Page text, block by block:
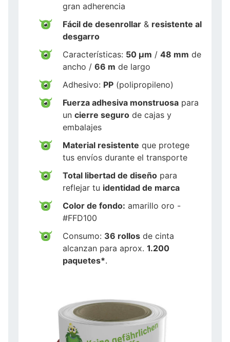
gran adherencia
Fácil de desenrollar & resistente al
desgarro
Características: 50 µm / 48 mm de
ancho / 66 m de largo
Adhesivo: PP (polipropileno)
Fuerza adhesiva monstruosa para
un cierre seguro de cajas y
embalajes
Material resistente que protege
tus envíos durante el transporte
Total libertad de diseño para
reflejar tu identidad de marca
Color de fondo: amarillo oro -
#FFD100
Consumo: 36 rollos de cinta
alcanzan para aprox. 1.200
paquetes*.